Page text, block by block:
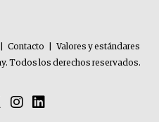
Contacto
Valores y estándares
Todos los derechos reservados.